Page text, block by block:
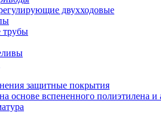
двухходовые
трубы
защитные покрытия
основе вспененного полиэтилена и